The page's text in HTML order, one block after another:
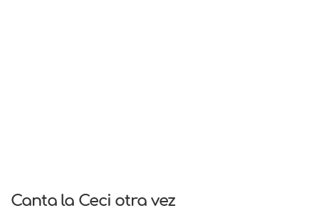
Canta la Ceci otra vez